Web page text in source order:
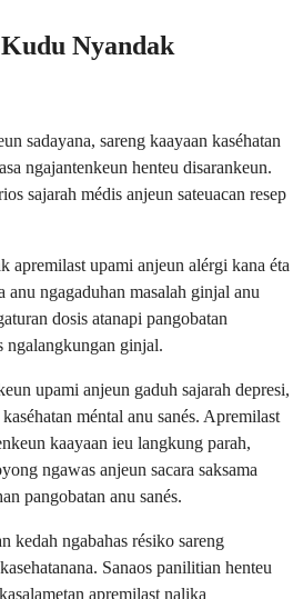
Nyandak
sadayana, sareng kaayaan kaséhatan
ngajantenkeun henteu disarankeun.
sajarah médis anjeun sateuacan resep
apremilast upami anjeun alérgi kana éta
anu ngagaduhan masalah ginjal anu
dosis atanapi pangobatan
ngalangkungan ginjal.
upami anjeun gaduh sajarah depresi,
méntal anu sanés. Apremilast
kaayaan ieu langkung parah,
ngawas anjeun sacara saksama
pangobatan anu sanés.
kedah ngabahas résiko sareng
Sanaos panilitian henteu
apremilast nalika